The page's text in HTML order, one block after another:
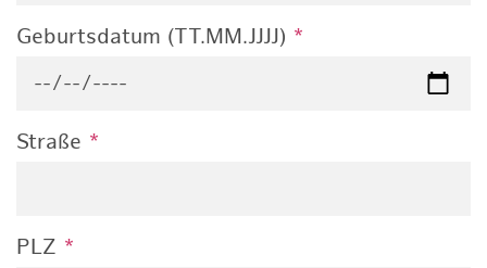
Geburtsdatum (TT.MM.JJJJ) *
Straße *
PLZ *